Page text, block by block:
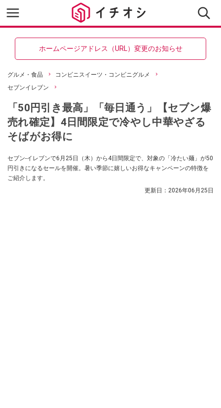
ホームページアドレス（URL）変更のお知らせ
グルメ・食品
コンビニスイーツ・コンビニグルメ
セブンイレブン
「50円引き最高」「毎日通う」【セブン爆
売れ確定】4日間限定で冷やし中華やざる
そばがお得に
セブン-イレブンで6月25日（木）から4日間限定で、対象の「冷たい麺」が50
円引きになるセールを開催。暑い季節に嬉しいお得なキャンペーンの特徴を
ご紹介します。
更新日： 2026年06月25日